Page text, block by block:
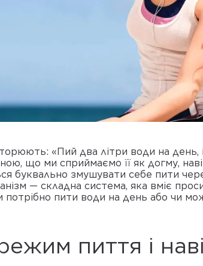
«Пий два літри води на
що ми сприймаємо її як догму,
буквально змушувати себе пити
— складна система, яка вміє
потрібно пити води на день або чи
пиття і